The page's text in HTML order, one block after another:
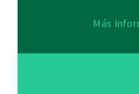
Más